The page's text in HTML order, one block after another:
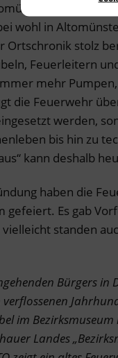
und
wohl in
Ortschronik stolz
Feuerleitern
mehr
die Feuerwehr
werden,
bis hin zu
kann deshalb
haben die
gefeiert. Es gab
vielleicht standen
Bürgers
im
Landes